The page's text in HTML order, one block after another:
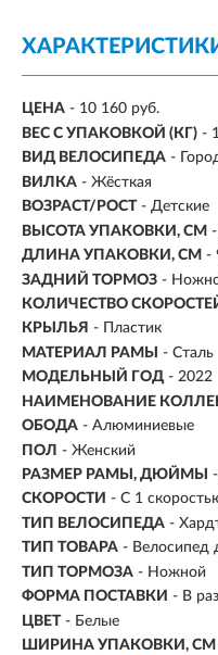
ЦЕНА - 10 160 руб.
ВЕС С УПАКОВКОЙ (КГ) -
ВИД ВЕЛОСИПЕДА -
ВИЛКА - Жёсткая
ВОЗРАСТ/РОСТ - Детские
ВЫСОТА УПАКОВКИ, СМ
ДЛИНА УПАКОВКИ, СМ -
ЗАДНИЙ ТОРМОЗ -
КОЛИЧЕСТВО
КРЫЛЬЯ - Пластик
МАТЕРИАЛ РАМЫ
- Сталь
МОДЕЛЬНЫЙ ГОД - 2022
НАИМЕНОВАНИЕ
ОБОДА - Алюминиевые
ПОЛ - Женский
РАЗМЕР РАМЫ, ДЮЙМЫ
СКОРОСТИ - С 1
ТИП ВЕЛОСИПЕДА -
ТИП ТОВАРА - Велосипед
ТИП ТОРМОЗА - Ножной
ФОРМА ПОСТАВКИ - В
ЦВЕТ - Белые
ШИРИНА УПАКОВКИ, СМ